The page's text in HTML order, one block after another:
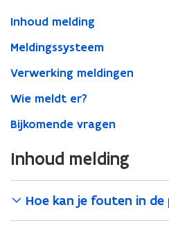
Inhoud melding
Meldingssysteem
Verwerking meldingen
Wie meldt er?
Bijkomende vragen
Inhoud melding
Hoe kan je fouten in